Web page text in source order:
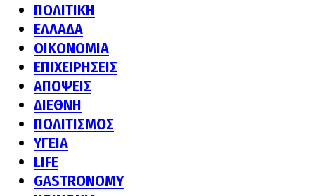
ΠΟΛΙΤΙΚΗ
ΕΛΛΑΔΑ
ΟΙΚΟΝΟΜΙΑ
ΕΠΙΧΕΙΡΗΣΕΙΣ
ΑΠΟΨΕΙΣ
ΔΙΕΘΝΗ
ΠΟΛΙΤΙΣΜΟΣ
ΥΓΕΙΑ
LIFE
GASTRONOMY